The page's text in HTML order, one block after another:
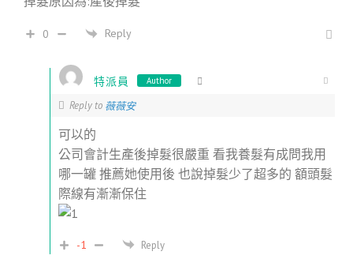
0 Reply
特派員 Author
Reply to 薇薇安
可以的
公司會計生產後掉髮很嚴重 看我養髮有成問我用
哪一罐 推薦她使用後 也說掉髮少了超多的 額頭髮
際線有漸漸保住
-1 Reply